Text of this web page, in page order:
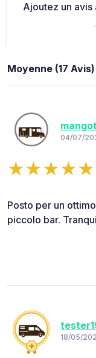
Ajoutez un avis
Moyenne (17 Avis)
mangot
04/07/
Posto per un
piccolo bar.
18/05/